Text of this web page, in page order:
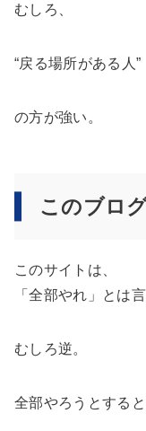
むしろ、
“戻る場所がある人”
の方が強い。
このブロ
このサイトは、
「全部やれ」とは
むしろ逆。
全部やろうとすると